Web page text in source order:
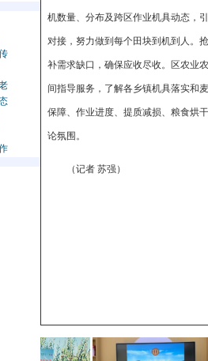
机数量、分布及跨区作业机具动态，
对接，努力做到每个田块到机到人。
补需求缺口，确保应收尽收。区农业
间指导服务，了解各乡镇机具落实和
保障、作业进度、提质减损、粮食烘
论氛围。
（记者 苏强）